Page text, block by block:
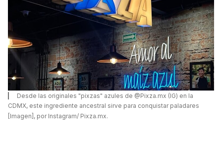
Desde las originales "pixzas" azules de @Pixza.mx (IG) en la
CDMX, este ingrediente ancestral sirve para conquistar paladares
[Imagen], por Instagram/ Pixza.mx.